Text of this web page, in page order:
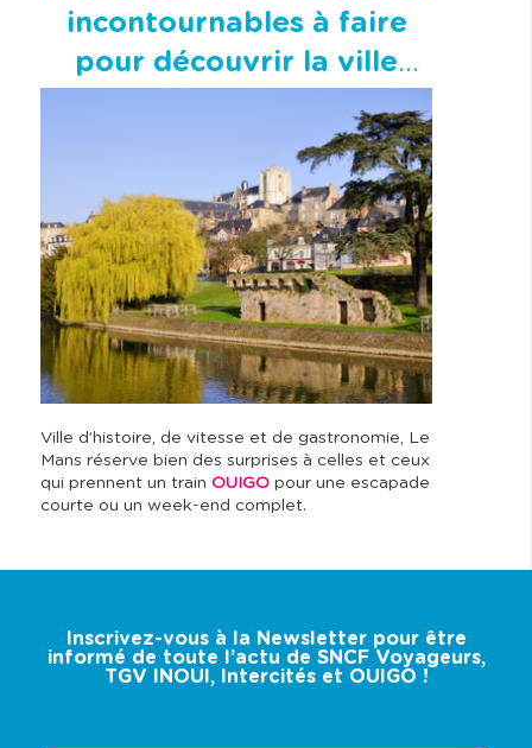
incontournables à faire
pour découvrir la ville
Ville d’histoire, de vitesse et de gastronomie, Le
Mans réserve bien des surprises à celles et ceux
qui prennent un train OUIGO pour une escapade
courte ou un week-end complet.
Inscrivez-vous à la Newsletter pour être
informé de toute l’actu de SNCF Voyageurs,
TGV INOUI, Intercités et OUIGO !